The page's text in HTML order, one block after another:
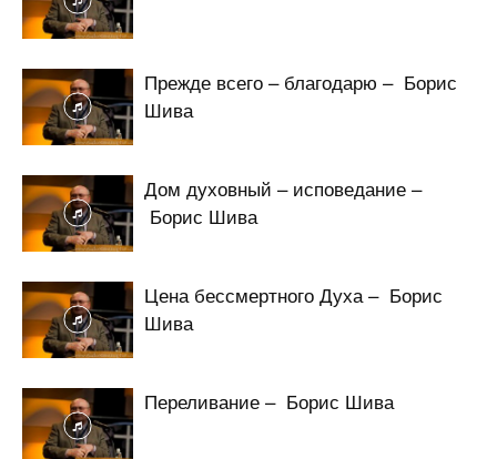
Прежде всего – благодарю – Борис
Шива
Дом духовный – исповедание –
Борис Шива
Цена бессмертного Духа – Борис
Шива
Переливание – Борис Шива